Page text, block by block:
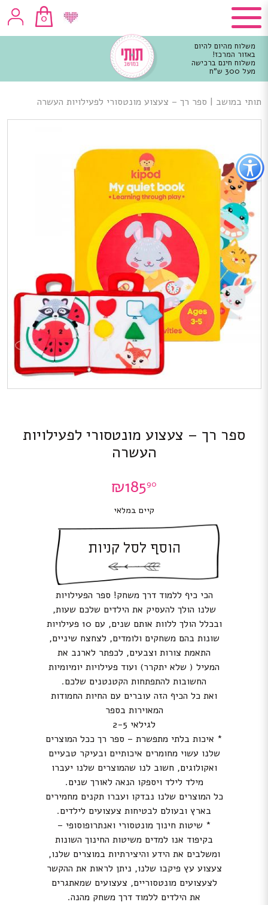
כפתור
לפתיחת
תפריט
נגישות
0
משלוח מהיום להיום
באזור המרכז!
משלוח חינם ברכישה
מעל 300 ש"ח
מרכזי
תותי במושב | ספר רך – צעצוע מונטסורי לפעילויות העשרה
ספר רך – צעצוע מונטסורי לפעילויות
העשרה
₪18590
קיים במלאי
הוסף לסל קניות
הכי כיף ללמוד דרך משחק! ספר הפעילויות
שלנו הולך להעסיק את הילדים שלכם שעות,
ובכלל הולך ללוות אותם שנים, עם 10 פעילויות
שונות בהם משחקים ולומדים, לצחצח שיניים,
התאמת צורות וצבעים, לכפתר לארנב את
המעיל ( שלא יתקרר) ועוד פעילויות יומיומיות
החשובות להתפתחות הקטנטנים שלכם.
ואת כל הכיף הזה עוברים עם החיות החמודות
המאוירות בספר
לגילאי 2-5
* איכות בלתי מתפשרת – ספר רך ככל המוצרים
שלנו עשוי מחומרים איכותיים ובעיקר טבעיים
ואקולוגים, חשוב לנו שהמוצרים שלנו יעברו
מילד לילד ויספקו הנאה לאורך שנים.
כל המוצרים שלנו נבדקו ועברו תקנים מחמירים
בארץ ובעולם לבטיחות צעצועים לילדים.
* שיטות חינוך מונטסורי ואנתרופוסופי –
בקיפוד אנו למדים משיטות החינוך השונות
ומשלבים את הידע והיצירתיות במוצרים שלנו,
צעצוע עץ פיקבו שלנו, ניתן לראות את ההקשר
לצעצועים מונטסוריים, צעצועים שמאתגרים
את הילדים ללמוד דרך משחק מהנה.